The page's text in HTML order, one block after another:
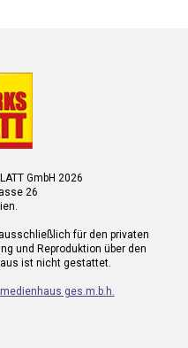
GmbH 2026
26
für den privaten
und Reproduktion über den
ist nicht gestattet.
ges.m.b.h.